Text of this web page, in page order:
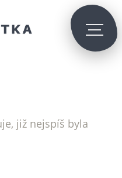
již nejspíš byla